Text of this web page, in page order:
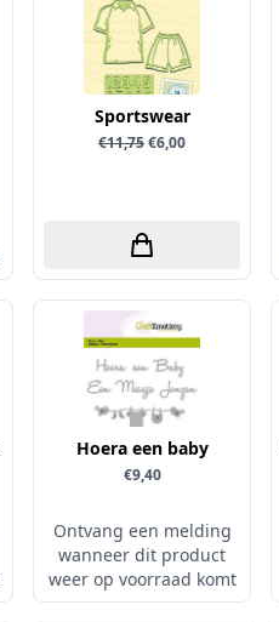
Sportswear
€11,75€6,00
Hoera een baby
€9,40
Ontvang een melding
wanneer dit product
weer op voorraad komt